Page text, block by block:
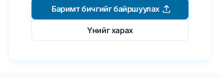
Баримт бичгийг байршуулах
Үнийг харах